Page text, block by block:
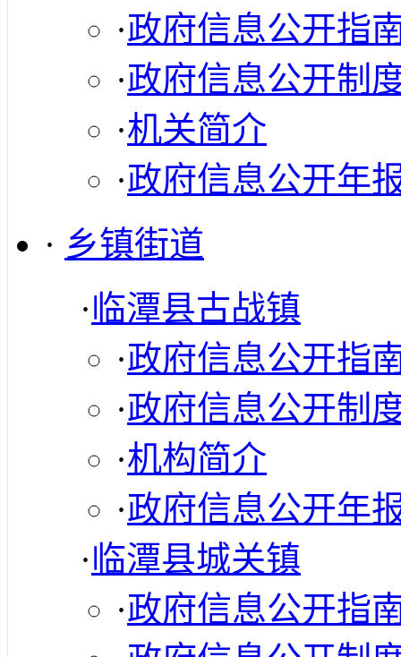
·政府信息公开指
·政府信息公开制
·机关简介
·政府信息公开年
· 乡镇街道
·临潭县古战镇
·政府信息公开指
·政府信息公开制
·机构简介
·政府信息公开年
·临潭县城关镇
·政府信息公开指